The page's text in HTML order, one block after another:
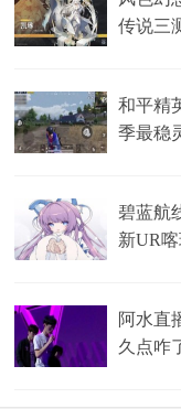
传说三
和平精
季最稳
碧蓝航
新UR
阿水直
久点咋